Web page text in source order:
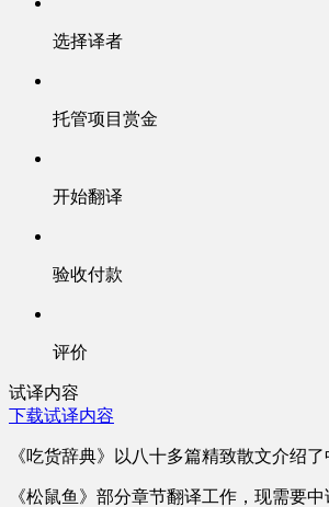
选择译者
托管项目赏金
开始翻译
验收付款
评价
试译内容
下载试译内容
《吃货辞典》以八十多篇精致散文介绍
《松鼠鱼》部分章节翻译工作，现需要